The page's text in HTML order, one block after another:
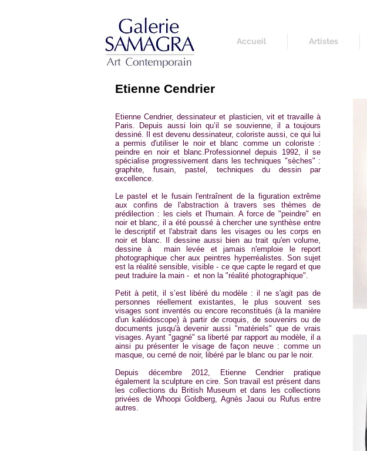
Accueil Artistes
Etienne Cendrier
Etienne Cendrier, dessinateur et plasticien, vit et travaille à
Paris. Depuis aussi loin qu’il se souvienne, il a toujours
dessiné. Il est devenu dessinateur, coloriste aussi, ce qui lui
a permis d'utiliser le noir et blanc comme un coloriste :
peindre en noir et blanc.Professionnel depuis 1992, il se
spécialise progressivement dans les techniques "sèches" :
graphite, fusain, pastel, techniques du dessin par
excellence.
Le pastel et le fusain l'entraînent de la figuration extrême
aux confins de l'abstraction à travers ses thèmes de
prédilection : les ciels et l'humain. A force de "peindre" en
noir et blanc, il a été poussé à chercher une synthèse entre
le descriptif et l'abstrait dans les visages ou les corps en
noir et blanc. Il dessine aussi bien au trait qu'en volume,
dessine à main levée et jamais n'emploie le report
photographique cher aux peintres hyperréalistes. Son sujet
est la réalité sensible, visible - ce que capte le regard et que
peut traduire la main - et non la "réalité photographique".
Petit à petit, il s’est libéré du modèle : il ne s'agit pas de
personnes réellement existantes, le plus souvent ses
visages sont inventés ou encore reconstitués (à la manière
d'un kaléidoscope) à partir de croquis, de souvenirs ou de
documents jusqu'à devenir aussi "matériels" que de vrais
visages. Ayant "gagné" sa liberté par rapport au modèle, il a
ainsi pu présenter le visage de façon neuve : comme un
masque, ou cerné de noir, libéré par le blanc ou par le noir.
Depuis décembre 2012, Etienne Cendrier pratique
également la sculpture en cire. Son travail est présent dans
les collections du British Museum et dans les collections
privées de Whoopi Goldberg, Agnès Jaoui ou Rufus entre
autres.